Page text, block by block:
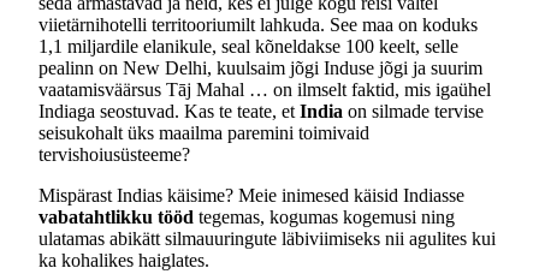
viietärnihotelli territooriumilt lahkuda. See maa on koduks
1,1 miljardile elanikule, seal kõneldakse 100 keelt, selle
pealinn on New Delhi, kuulsaim jõgi Induse jõgi ja suurim
vaatamisväärsus Tāj Mahal … on ilmselt faktid, mis igaühel
Indiaga seostuvad. Kas te teate, et India on silmade tervise
seisukohalt üks maailma paremini toimivaid
tervishoiusüsteeme?
Mispärast Indias käisime? Meie inimesed käisid Indiasse
vabatahtlikku tööd tegemas, kogumas kogemusi ning
ulatamas abikätt silmauuringute läbiviimiseks nii agulites kui
ka kohalikes haiglates.